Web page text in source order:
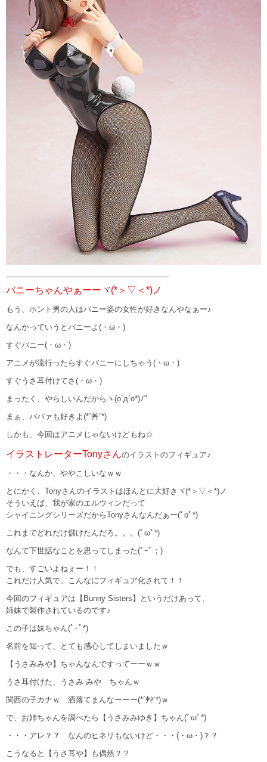
—————————————————————
バニーちゃんやぁーーヾ(*＞▽＜*)ノ
もう、ホント男の人はバニー姿の女性が好きなんやなぁー♪
なんかっていうとバニーよ(・ω・)
すぐバニー(・ω・)
アニメが流行ったらすぐバニーにしちゃう(・ω・)
すぐうさ耳付けてさ(・ω・)
まったく、やらしいんだからヽ(o`д´o*)ﾉ"
まぁ、ババァも好きよ(*´艸`*)
しかも、今回はアニメじゃないけどもね☆
イラストレーターTonyさんのイラストのフィギュア♪
・・・なんか、ややこしいなｗｗ
とにかく、Tonyさんのイラストはほんとに大好きヾ(*＞▽＜*)ノ
そういえば、我が家のエルウィンだって
シャイニングシリーズだからTonyさんなんだぁー(ﾟoﾟ*)
これまでどれだけ儲けたんだろ。。。(ﾟωﾟ*)
なんて下世話なことを思ってしまった(ﾟｰﾟ；)
でも、すごいよねぇー！！
これだけ人気で、こんなにフィギュア化されて！！
今回のフィギュアは【Bunny Sisters】というだけあって、
姉妹で製作されているのです♪
この子は妹ちゃん(ﾟｰﾟ*)
名前を知って、とても感心してしまいましたｗ
【うさみみや】ちゃんなんですってーーｗｗ
うさ耳付けた、うさみ みや ちゃんｗ
関西の子カナｗ 洒落てまんなーーー(*´艸`*)ｗ
で、お姉ちゃんを調べたら【うさみみゆき】ちゃん(ﾟωﾟ*)
・・・アレ？？ なんのヒネリもないけど・・・(・ω・)？？
こうなると【うさ耳や】も偶然？？